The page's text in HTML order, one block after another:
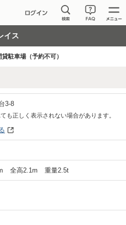
イス
貸駐車場（予約不可）
3-8
も正しく表示されない場合があります。
全高2.1m 重量2.5t